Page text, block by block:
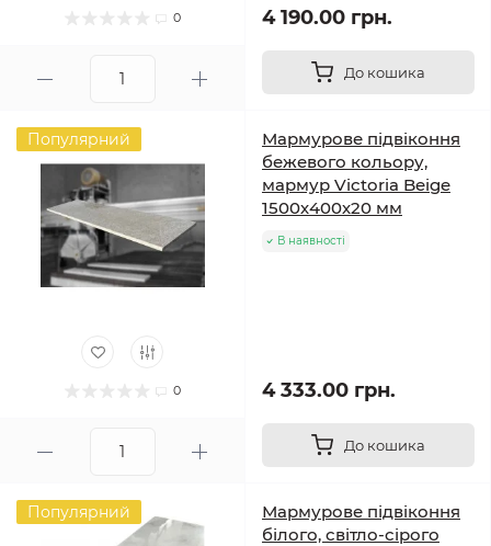
0 4 190.00 грн.
До кошика
Популярний
0
Мармурове підвіконня
бежевого кольору,
мармур Victoria Beige
1500х400х20 мм
В наявності
4 333.00 грн.
До кошика
Популярний
Мармурове підвіконня
білого, світло-сірого